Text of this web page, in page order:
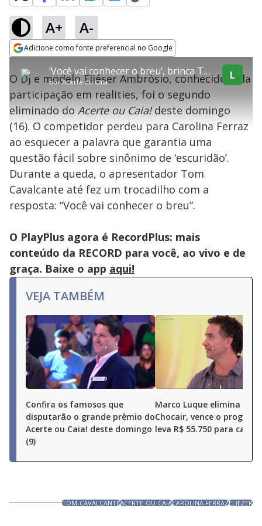
A+ A-
Adicione como fonte preferencial no Google
a
window.
This
modal
be
by
the
key
or
activating
close
explore
Conteúdo bloqueado
Lamentamos, mas o vídeo que está tentando assisitr é de exibição
exclusiva em território brasileiro :-(
‘Você vai conhecer o breu’, brinca Tom Cavalcante sobre pergunta que provocou queda de Eliéser
porAcerte ou Caia
L
O DJ e modelo Eliéser Ambrósio, conhecido pela
participação em realities, foi o segundo
eliminado doAcerte ou Caia!deste domingo
(16). O competidor perdeu para Carolina Ferraz
ao esquecer a palavra que garantia uma
questão fácil sobre sinônimo de ‘escuridão’.
Durante a queda, o apresentador Tom
Cavalcante até fez um trocadilho com a
resposta: “Você vai conhecer o breu”.
O PlayPlus agora é RecordPlus: mais
conteúdo da RECORD para você, ao vivo e de
graça. Baixe o app aqui!
VEJA TAMBÉM
Confira os famosos que
disputarão o grande prêmio do
Acerte ou Caia! deste domingo
(9)
Marco Luque elimina
Chocair, vence o
leva R$ 55.750 para casa
TOM-CAVALCANTEACERTE-OU-CAIACAROLINA FERRAZELIEZER